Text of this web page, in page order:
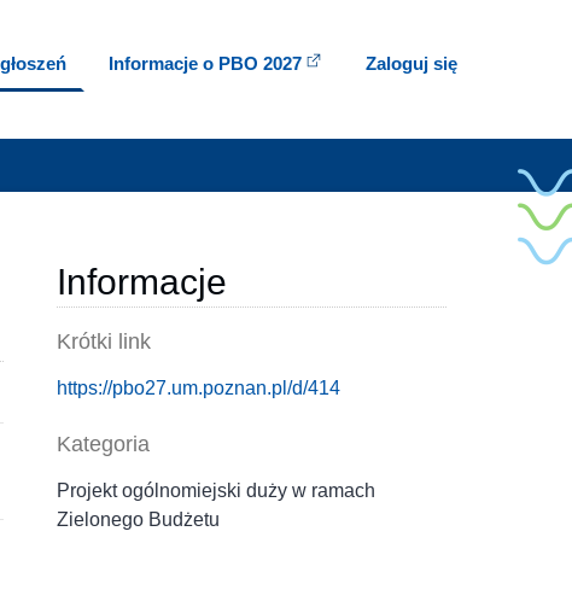
Informacje o PBO 2027 Zaloguj się
Informacje
Krótki link
https://pbo27.um.poznan.pl/d/414
Kategoria
Projekt ogólnomiejski duży w ramach
Zielonego Budżetu